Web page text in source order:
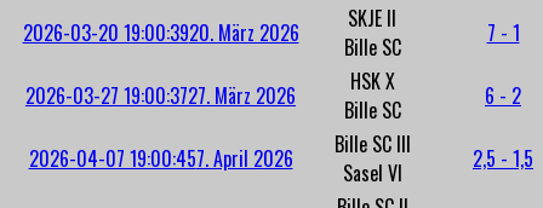
2026-03-20 19:00:3920. März 2026
SKJE II
Bille SC
7 - 1
2026-03-27 19:00:3727. März 2026
HSK X
Bille SC
6 - 2
2026-04-07 19:00:457. April 2026
Bille SC III
Sasel VI
2,5 - 1,5